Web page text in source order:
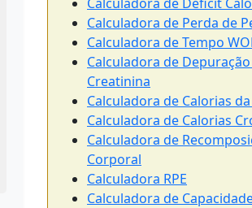
Calculadora de Perda de
Calculadora de Tempo
Calculadora de
Creatinina
Calculadora de Calorias
Calculadora de Calorias
Calculadora de
Corporal
Calculadora RPE
Calculadora de